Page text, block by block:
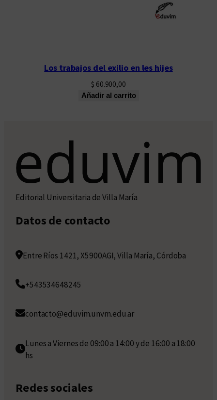
Los trabajos del exilio en les hijes
$ 60.900,00
Añadir al carrito
Editorial Universitaria de Villa María
Datos de contacto
Entre Ríos 1421, X5900AGI, Villa María, Córdoba
+543534648245
contacto@eduvim.unvm.edu.ar
Lunes a Viernes de 09:00 a 14:00 y de 16:00 a 18:00
hs
Redes sociales